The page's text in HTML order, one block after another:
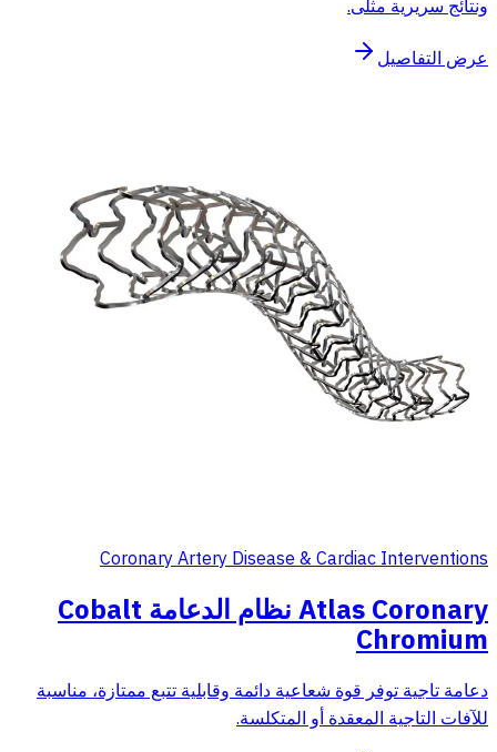
ونتائج سريرية مثلى.
عرض التفاصيل
Coronary Artery Disease & Cardiac Interventions
Atlas Coronary نظام الدعامة Cobalt
Chromium
دعامة تاجية توفر قوة شعاعية دائمة وقابلية تتبع ممتازة، مناسبة
للآفات التاجية المعقدة أو المتكلسة.